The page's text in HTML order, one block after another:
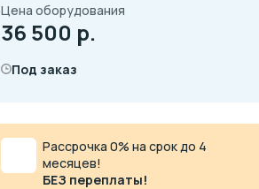
Цена оборудования
36 500 р.
Под заказ
Рассрочка 0% на срок до 4
месяцев!
БЕЗ переплаты!